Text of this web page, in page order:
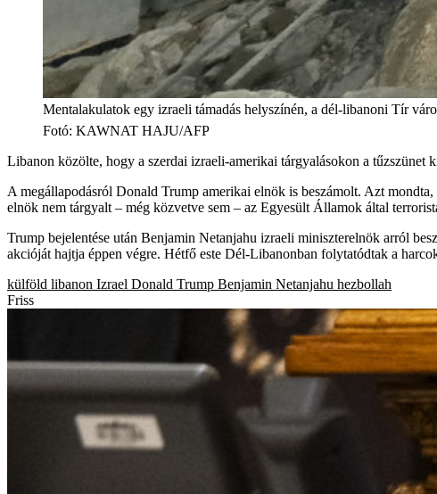
Mentalakulatok egy izraeli támadás helyszínén, a dél-libanoni Tír
Fotó: KAWNAT HAJU/AFP
Libanon közölte, hogy a szerdai izraeli-amerikai tárgyalásokon a tűzszünet
A megállapodásról Donald Trump amerikai elnök is beszámolt. Azt
elnök nem tárgyalt – még közvetve sem – az Egyesült Államok által
Trump bejelentése után Benjamin Netanjahu izraeli miniszterelnök arról
akcióját hajtja éppen végre. Hétfő este Dél-Libanonban folytatódtak a
külföld libanon Izrael Donald Trump Benjamin Netanjahu hezbollah
Friss